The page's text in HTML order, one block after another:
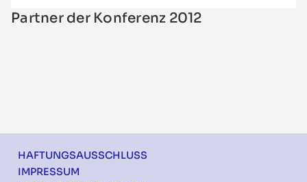
Partner der Konferenz 2012
Footer
HAFTUNGSAUSSCHLUSS
IMPRESSUM